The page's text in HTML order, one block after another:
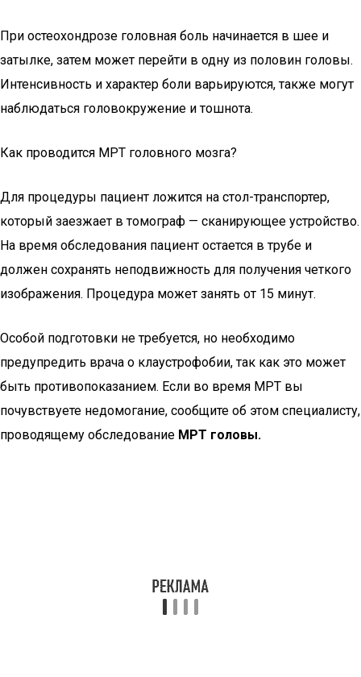
При остеохондрозе головная боль начинается в шее и
затылке, затем может перейти в одну из половин головы.
Интенсивность и характер боли варьируются, также могут
наблюдаться головокружение и тошнота.
Как проводится МРТ головного мозга?
Для процедуры пациент ложится на стол-транспортер,
который заезжает в томограф — сканирующее устройство.
На время обследования пациент остается в трубе и
должен сохранять неподвижность для получения четкого
изображения. Процедура может занять от 15 минут.
Особой подготовки не требуется, но необходимо
предупредить врача о клаустрофобии, так как это может
быть противопоказанием. Если во время МРТ вы
почувствуете недомогание, сообщите об этом специалисту,
проводящему обследование МРТ головы.